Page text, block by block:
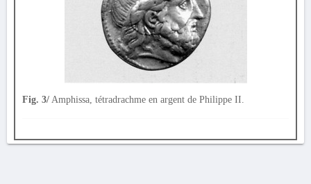
Fig. 3/ Amphissa, tétradrachme en argent de Philippe II.